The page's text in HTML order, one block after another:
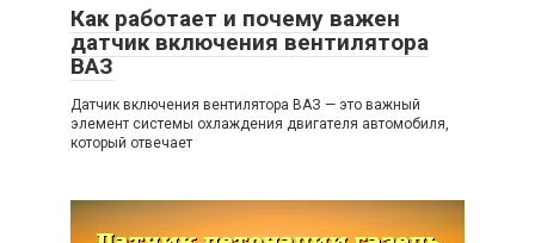
Как работает и почему важен
датчик включения вентилятора
ВАЗ
Датчик включения вентилятора ВАЗ — это важный
элемент системы охлаждения двигателя автомобиля,
который отвечает